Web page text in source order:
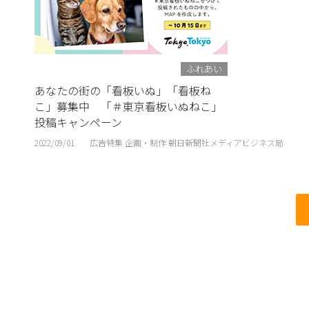
ふれあい
あなたの街の「看板いぬ」「看板ね
こ」募集中 「＃東京看板いぬねこ」
投稿キャンペーン
2022/09/01 広告特集 企画・制作 朝日新聞社メディアビジネス局